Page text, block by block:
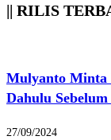
|| RILIS
Mulyanto Minta
Dahulu
27/09/2024